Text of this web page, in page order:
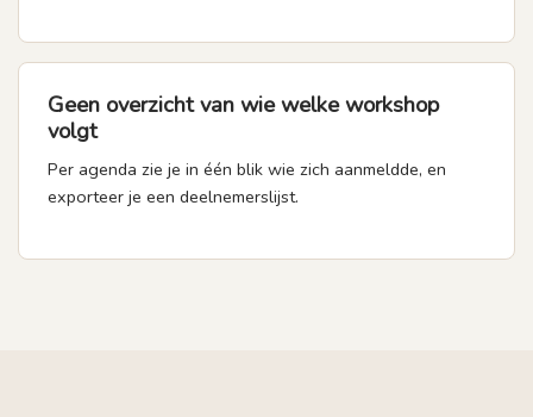
Geen overzicht van wie welke workshop
volgt
Per agenda zie je in één blik wie zich aanmeldde, en
exporteer je een deelnemerslijst.